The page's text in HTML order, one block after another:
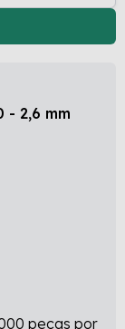
- 2,6 mm
peças por